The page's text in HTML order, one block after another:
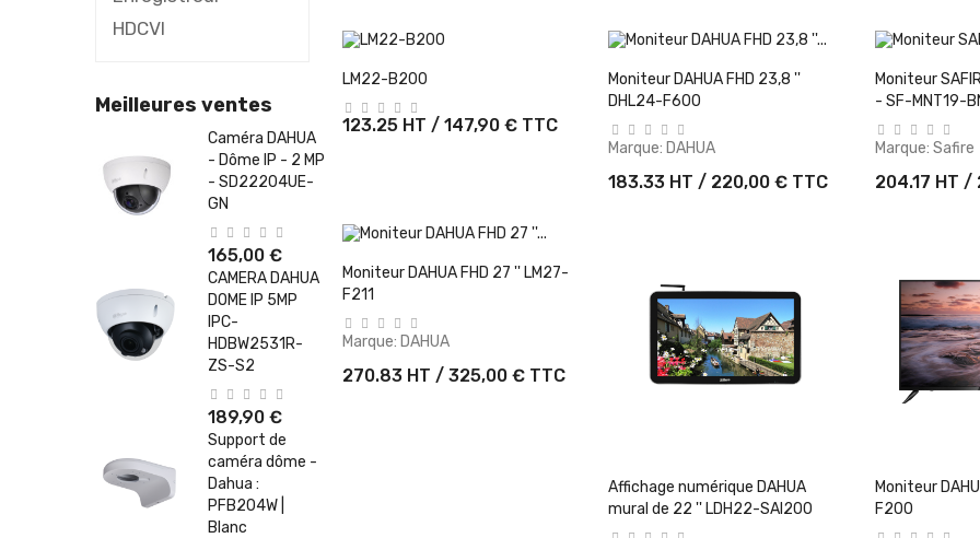
HDCVI
Meilleures ventes
Caméra DAHUA
- Dôme IP - 2 MP
- SD22204UE-
GN
165,00 €
CAMERA DAHUA
DOME IP 5MP
IPC-
HDBW2531R-
ZS-S2
189,90 €
Support de
caméra dôme -
Dahua :
PFB204W |
Blanc
+ Ajouter Au Panier
LM22-B200
123.25 HT / 147,90 € TTC
+ Ajouter Au Panier
Moniteur DAHUA FHD 23,8 ''
DHL24-F600
Marque: DAHUA
183.33 HT / 220,00 € TTC
+
Moniteur
- SF-MNT19-
Marque: Safire
204.17 HT /
+ Ajouter Au Panier
Moniteur DAHUA FHD 27 '' LM27-
F211
Marque: DAHUA
270.83 HT / 325,00 € TTC
+ Ajouter Au Panier
Affichage numérique DAHUA
mural de 22 '' LDH22-SAI200
+
Moniteur
F200